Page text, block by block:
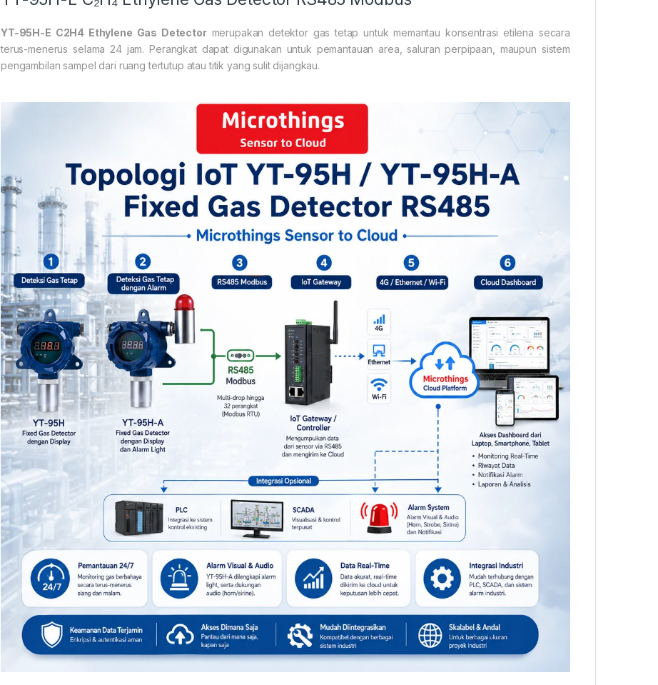
YT-95H-E C2H4 Ethylene Gas Detectormerupakan detektor gas tetap untuk memantau konsentrasi etilena secara
terus-menerus selama 24 jam. Perangkat dapat digunakan untuk pemantauan area, saluran perpipaan, maupun sistem
pengambilan sampel dari ruang tertutup atau titik yang sulit dijangkau.